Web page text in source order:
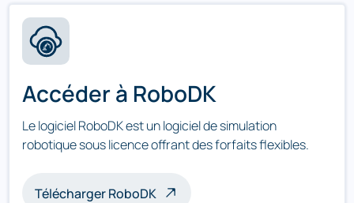
Accéder à RoboDK
Le logiciel RoboDK est un logiciel de simulation
robotique sous licence offrant des forfaits flexibles.
Télécharger RoboDK